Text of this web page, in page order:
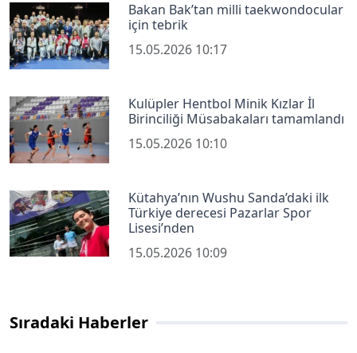
Bakan Bak’tan milli taekwondocular
için tebrik
15.05.2026 10:17
Kulüpler Hentbol Minik Kızlar İl
Birinciliği Müsabakaları tamamlandı
15.05.2026 10:10
Kütahya’nın Wushu Sanda’daki ilk
Türkiye derecesi Pazarlar Spor
Lisesi’nden
15.05.2026 10:09
Sıradaki Haberler